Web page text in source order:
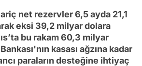
net rezervler 6,5 ayda 21,1
eksi 39,2 milyar dolara
bu rakam 60,3 milyar
kasası ağzına kadar
paraların desteğine ihtiyaç